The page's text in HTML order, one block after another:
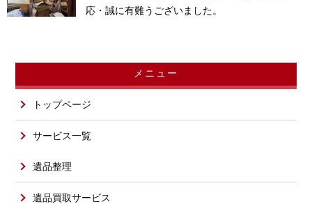
応・誠に有難うございました。
メニュー
トップページ
サービス一覧
遺品整理
遺品買取サービス